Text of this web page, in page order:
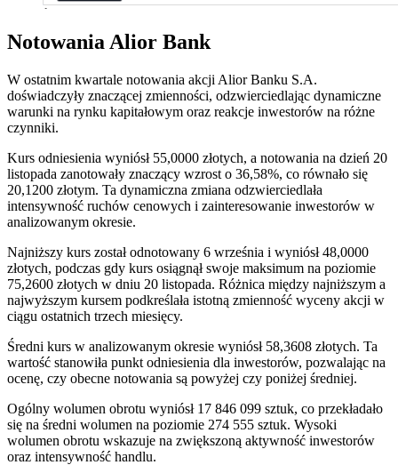
Notowania Alior Bank
W ostatnim kwartale notowania akcji Alior Banku S.A.
doświadczyły znaczącej zmienności, odzwierciedlając dynamiczne
warunki na rynku kapitałowym oraz reakcje inwestorów na różne
czynniki.
Kurs odniesienia wyniósł 55,0000 złotych, a notowania na dzień 20
listopada zanotowały znaczący wzrost o 36,58%, co równało się
20,1200 złotym. Ta dynamiczna zmiana odzwierciedlała
intensywność ruchów cenowych i zainteresowanie inwestorów w
analizowanym okresie.
Najniższy kurs został odnotowany 6 września i wyniósł 48,0000
złotych, podczas gdy kurs osiągnął swoje maksimum na poziomie
75,2600 złotych w dniu 20 listopada. Różnica między najniższym a
najwyższym kursem podkreślała istotną zmienność wyceny akcji w
ciągu ostatnich trzech miesięcy.
Średni kurs w analizowanym okresie wyniósł 58,3608 złotych. Ta
wartość stanowiła punkt odniesienia dla inwestorów, pozwalając na
ocenę, czy obecne notowania są powyżej czy poniżej średniej.
Ogólny wolumen obrotu wyniósł 17 846 099 sztuk, co przekładało
się na średni wolumen na poziomie 274 555 sztuk. Wysoki
wolumen obrotu wskazuje na zwiększoną aktywność inwestorów
oraz intensywność handlu.